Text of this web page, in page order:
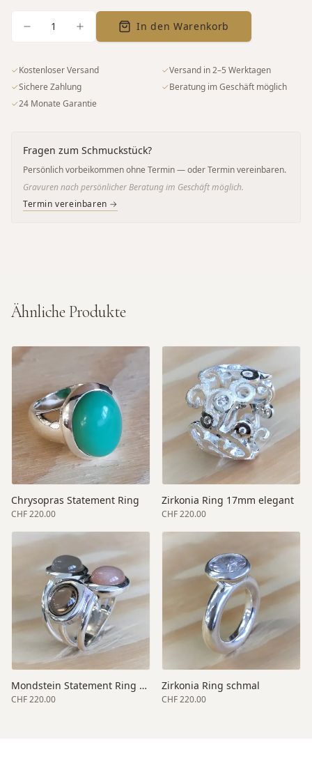
1 In den Warenkorb
✓Kostenloser Versand ✓Versand in 2–5 Werktagen
✓Sichere Zahlung ✓Beratung im Geschäft möglich
✓24 Monate Garantie
Fragen zum Schmuckstück?
Persönlich vorbeikommen ohne Termin — oder Termin vereinbaren.
Gravuren nach persönlicher Beratung im Geschäft möglich.
Termin vereinbaren →
Ähnliche Produkte
Chrysopras Statement Ring
CHF 220.00
Zirkonia Ring 17mm elegant
CHF 220.00
Mondstein Statement Ring breit
CHF 220.00
Zirkonia Ring schmal
CHF 220.00